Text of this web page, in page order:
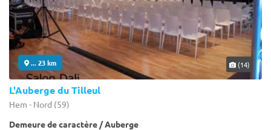
... 23 km (14)
L'Auberge du Tilleul
Hem - Nord (59)
Demeure de caractère / Auberge